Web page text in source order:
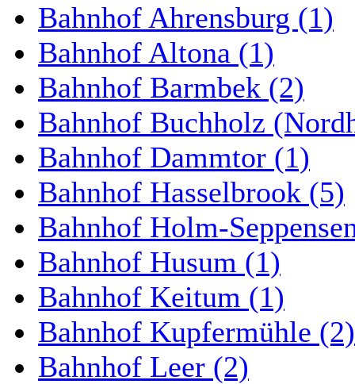
Bahnhof Ahrensburg (1)
Bahnhof Altona (1)
Bahnhof Barmbek (2)
Bahnhof Buchholz
Bahnhof Dammtor (1)
Bahnhof Hasselbrook (5)
Bahnhof Holm-
Bahnhof Husum (1)
Bahnhof Keitum (1)
Bahnhof Kupfermühle (2)
Bahnhof Leer (2)